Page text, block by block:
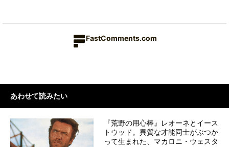
FastComments.com
あわせて読みたい
『荒野の用心棒』レオーネとイース
トウッド。異質な才能同士がぶつか
って生まれた、マカロニ・ウェスタ